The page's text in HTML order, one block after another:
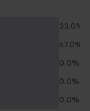
33.0%
67.0%
0.0%
0.0%
0.0%